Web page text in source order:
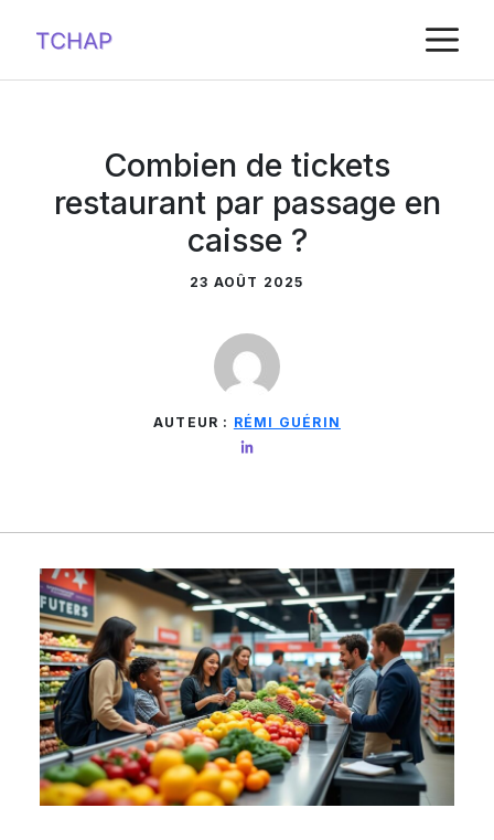
Combien de tickets
restaurant par passage en
caisse ?
23 AOÛT 2025
AUTEUR : RÉMI GUÉRIN